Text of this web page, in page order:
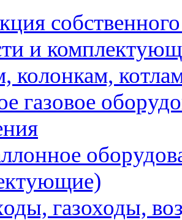
и
колонкам,
газовое
газоходы,